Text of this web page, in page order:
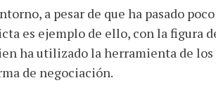
a pesar de que ha pasado
es ejemplo de ello, con la figura
ha utilizado la herramienta de
de negociación.